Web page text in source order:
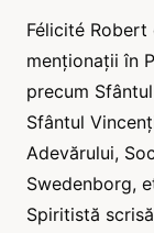
Félicité Robert
menționații în
precum
Sfântul
Adevărului,
Swedenborg,
Spiritistă